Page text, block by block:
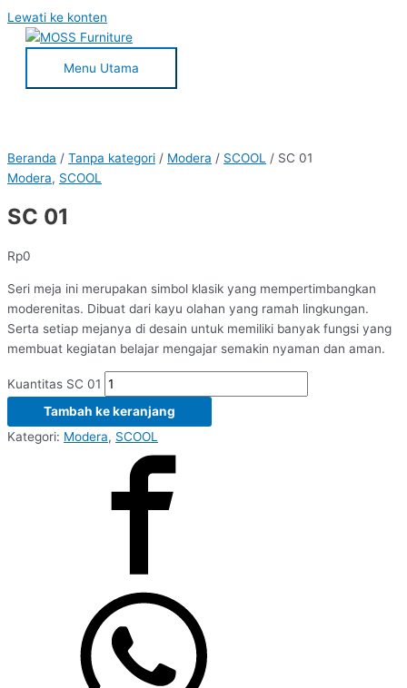
Lewati ke konten
Menu Utama
Beranda / Tanpa kategori / Modera / SCOOL
/ SC 01
Modera, SCOOL
SC 01
Rp0
Seri meja ini merupakan simbol klasik yang mempertimbangkan
moderenitas. Dibuat dari kayu olahan yang ramah lingkungan.
Serta setiap mejanya di desain untuk memiliki banyak fungsi yang
membuat kegiatan belajar mengajar semakin nyaman dan aman.
Kuantitas SC 01
Tambah ke keranjang
Kategori: Modera, SCOOL